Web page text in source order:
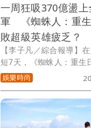
一周狂吸370億盪
軍 《蜘蛛人：重
敗超級英雄疲乏？
【李子凡／綜合報導】
短7天，《蜘蛛人：重生
Man: Brand New Day
動員5》，以11.55億美元
幣)全球票房登上今年年
年陷入低潮的超級英雄
強心針。
娛樂時尚